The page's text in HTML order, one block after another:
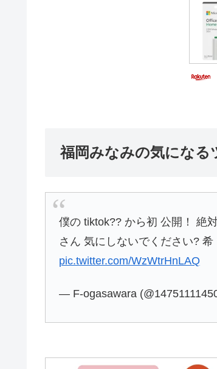
福岡みなみの気になる
僕の tiktok?? から初 公開！ 絶
さん 気にしないでください?
pic.twitter.com/WzWtrHnLAQ
— F‐ogasawara